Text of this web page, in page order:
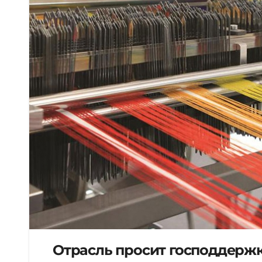
Отрасль просит